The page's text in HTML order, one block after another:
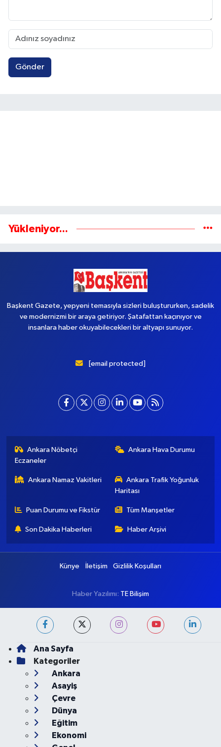
ve modernizmi bir araya getiriyor. Şatafattan kaçınıyor ve
[email protected]
Eczaneler
Ankara Namaz Vakitleri
Ankara Trafik Yoğunluk
Ana Sayfa
Kategoriler
Ankara
Asayiş
Çevre